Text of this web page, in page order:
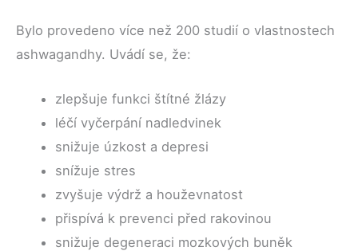
Bylo provedeno více než 200 studií o vlastnostech
ashwagandhy. Uvádí se, že:
zlepšuje funkci štítné žlázy
léčí vyčerpání nadledvinek
snižuje úzkost a depresi
snížuje stres
zvyšuje výdrž a houževnatost
přispívá k prevenci před rakovinou
snižuje degeneraci mozkových buněk